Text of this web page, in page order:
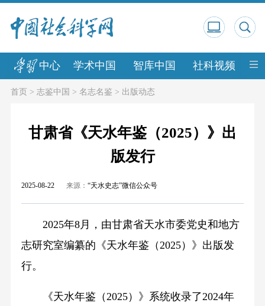
中心 学术中国 智库中国 社科视频 中
首页> 志鉴中国 > 名志名鉴 > 出版动态
甘肃省《天水年鉴（2025）》出
版发行
2025-08-22 来源： “天水史志”微信公众号
2025年8月，由甘肃省天水市委党史和地方
志研究室编纂的《天水年鉴（2025）》出版发
行。
《天水年鉴（2025）》系统收录了2024年